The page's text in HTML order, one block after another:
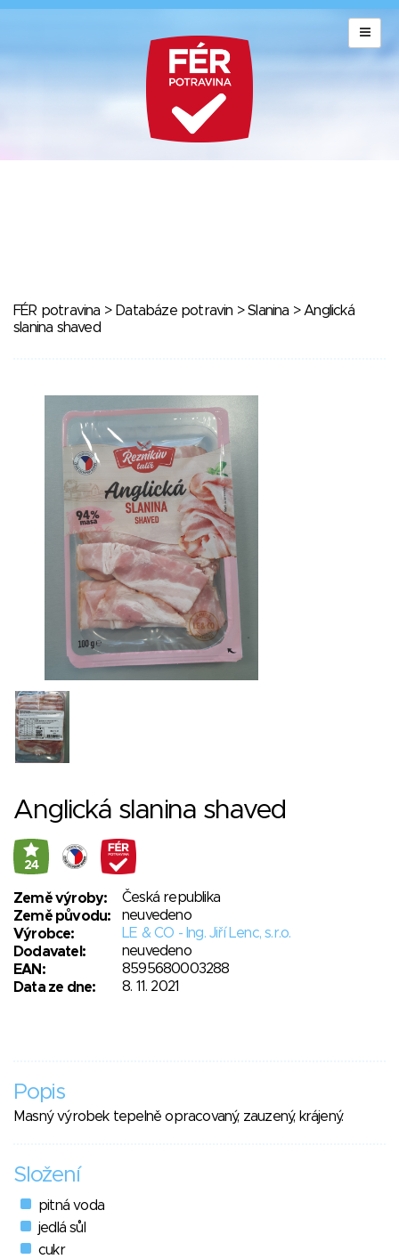
FÉR potravina > Databáze potravin >Slanina > Anglická
slanina shaved
Anglická slanina shaved
24
Země výroby:
Česká republika
Země původu:
neuvedeno
Výrobce:
LE & CO - Ing. Jiří Lenc, s.r.o.
Dodavatel:
neuvedeno
EAN:
8595680003288
Data ze dne:
8. 11. 2021
Popis
Masný výrobek tepelně opracovaný, zauzený, krájený.
Složení
pitná voda
jedlá sůl
cukr